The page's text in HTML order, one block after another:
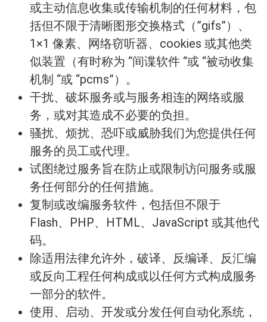
或主动信息收集或传输机制的任何材料，包
括但不限于清晰图形交换格式（”gifs”）、
1×1 像素、网络窃听器、cookies 或其他类
似装置（有时称为 “间谍软件 “或 “被动收集
机制 “或 “pcms”）。
干扰、破坏服务或与服务相连的网络或服
务，或对其造成不必要的负担。
骚扰、烦扰、恐吓或威胁我们为您提供任何
服务的员工或代理。
试图绕过服务旨在防止或限制访问服务或服
务任何部分的任何措施。
复制或改编服务软件，包括但不限于
Flash、PHP、HTML、JavaScript 或其他代
码。
除适用法律允许外，破译、反编译、反汇编
或反向工程任何构成或以任何方式构成服务
一部分的软件。
使用、启动、开发或分发任何自动化系统，